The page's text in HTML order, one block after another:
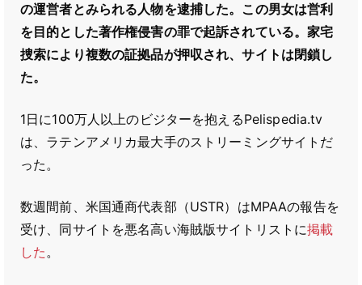
の運営者とみられる人物を逮捕した。この男女は営利
を目的とした著作権侵害の罪で起訴されている。家宅
捜索により複数の証拠品が押収され、サイトは閉鎖し
た。
1日に100万人以上のビジターを抱えるPelispedia.tv
は、ラテンアメリカ最大手のストリーミングサイトだ
った。
数週間前、米国通商代表部（USTR）はMPAAの報告を
受け、同サイトを悪名高い海賊版サイトリストに掲載
した。